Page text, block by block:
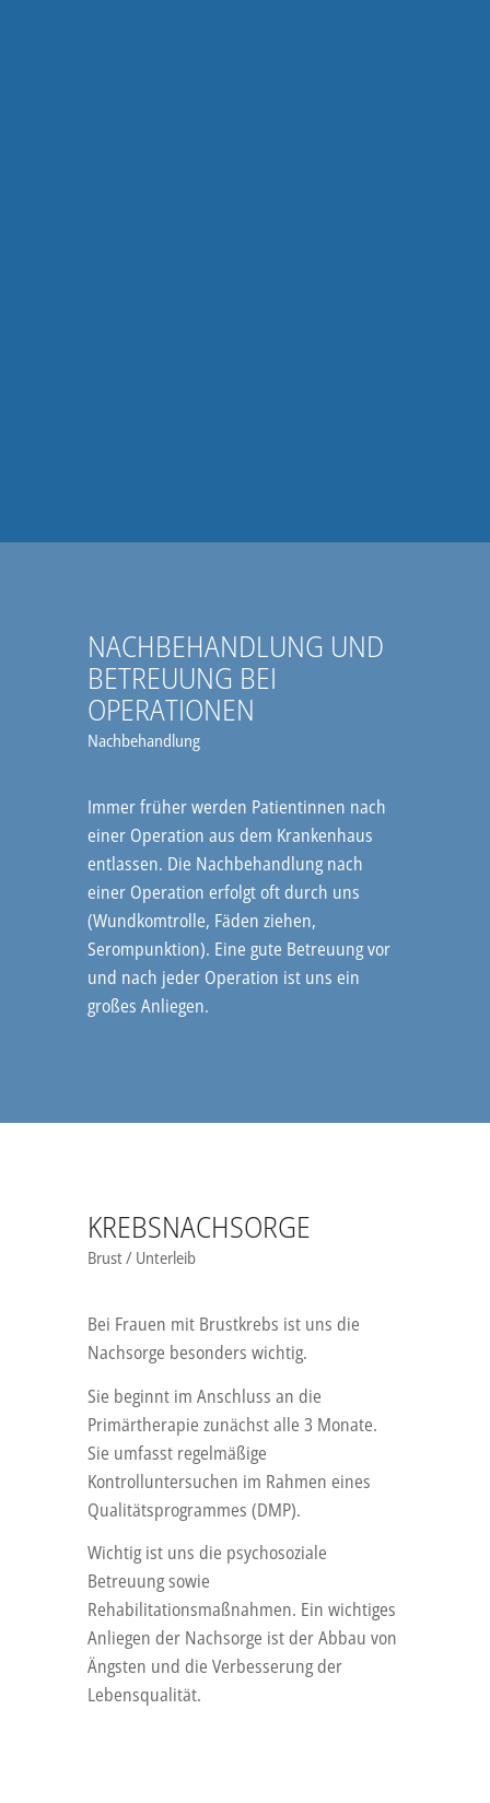
NACHBEHANDLUNG UND
BETREUUNG BEI
OPERATIONEN
Nachbehandlung
Immer früher werden Patientinnen nach
einer Operation aus dem Krankenhaus
entlassen. Die Nachbehandlung nach
einer Operation erfolgt oft durch uns
(Wundkomtrolle, Fäden ziehen,
Serompunktion). Eine gute Betreuung vor
und nach jeder Operation ist uns ein
großes Anliegen.
KREBSNACHSORGE
Brust / Unterleib
Bei Frauen mit Brustkrebs ist uns die
Nachsorge besonders wichtig.
Sie beginnt im Anschluss an die
Primärtherapie zunächst alle 3 Monate.
Sie umfasst regelmäßige
Kontrolluntersuchen im Rahmen eines
Qualitätsprogrammes (DMP).
Wichtig ist uns die psychosoziale
Betreuung sowie
Rehabilitationsmaßnahmen. Ein wichtiges
Anliegen der Nachsorge ist der Abbau von
Ängsten und die Verbesserung der
Lebensqualität.